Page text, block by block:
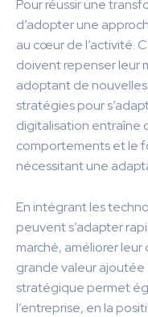
Pour réussir une
d’adopter une
au cœur de l’activité.
doivent repenser leur
adoptant de
stratégies pour
digitalisation entraîne
comportements et le
nécessitant une
En intégrant les
peuvent s’adapter
marché, améliorer
grande valeur ajoutée
stratégique permet
l’entreprise, en la